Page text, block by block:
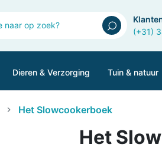
(+31)
Dieren & Verzorging Tuin & natuur
Het Slowcookerboek
Het